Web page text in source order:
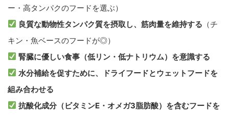
ー・高タンパクのフードを選ぶ）
良質な動物性タンパク質を摂取し、筋肉量を維持する （チ
キン・魚ベースのフードが◎）
腎臓に優しい食事（低リン・低ナトリウム）を意識する
水分補給を促すために、ドライフードとウェットフードを
組み合わせる
抗酸化成分（ビタミンE・オメガ3脂肪酸）を含むフードを